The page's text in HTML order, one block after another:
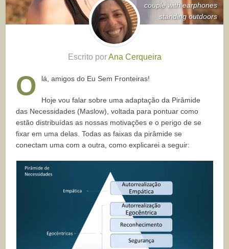
couple with earphones
standing outdoors
Escrito porAna Cerqueira
O lá, amigos do Eu Sem Fronteiras!
Hoje vou falar sobre uma adaptação da Pirâmide
das Necessidades (Maslow), voltada para pontuar como
estão distribuídas as nossas motivações e o perigo de se
fixar em uma delas. Todas as faixas da pirâmide se
conectam uma com a outra, como explicarei a seguir: